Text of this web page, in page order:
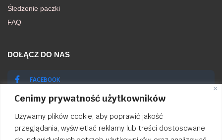
Cenimy prywatność użytkowników
Używamy plików cookie, aby poprawić jakość
przeglądania, wyświetlać reklamy lub treści dostosowane
Śledzenie paczki
FAQ
DOŁĄCZ DO NAS
FACEBOOK
INSTAGRAM